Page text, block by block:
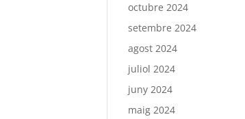
octubre 2024
setembre 2024
agost 2024
juliol 2024
juny 2024
maig 2024